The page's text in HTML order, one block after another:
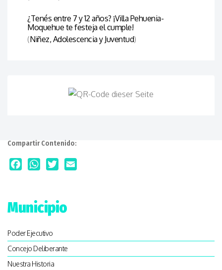
¿Tenés entre 7 y 12 años? ¡Villa Pehuenia-
Moquehue te festeja el cumple!
(Niñez, Adolescencia y Juventud)
Compartir Contenido:
Municipio
Poder Ejecutivo
Concejo Deliberante
Nuestra Historia